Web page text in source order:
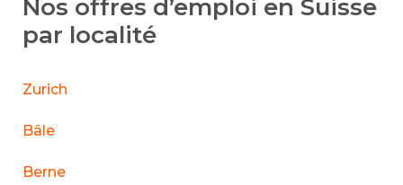
Nos offres d’emploi en Suisse
par localité
Zurich
Bâle
Berne